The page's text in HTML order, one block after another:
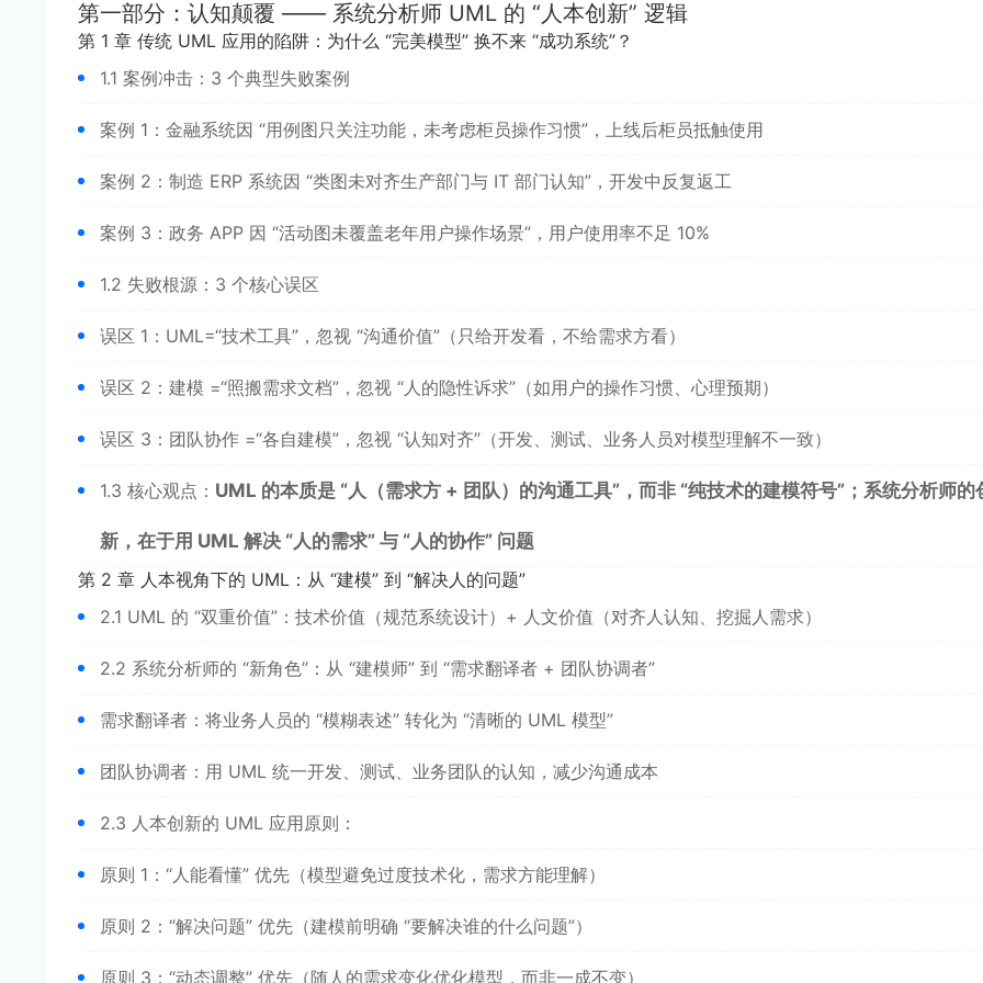
第一部分：认知颠覆 —— 系统分析师 UML 的 “人本创新” 逻辑
第 1 章 传统 UML 应用的陷阱：为什么 “完美模型” 换不来 “成功系统”？
1.1 案例冲击：3 个典型失败案例
案例 1：金融系统因 “用例图只关注功能，未考虑柜员操作习惯”，上线后柜员抵触使用
案例 2：制造 ERP 系统因 “类图未对齐生产部门与 IT 部门认知”，开发中反复返工
案例 3：政务 APP 因 “活动图未覆盖老年用户操作场景”，用户使用率不足 10%
1.2 失败根源：3 个核心误区
误区 1：UML=“技术工具”，忽视 “沟通价值”（只给开发看，不给需求方看）
误区 2：建模 =“照搬需求文档”，忽视 “人的隐性诉求”（如用户的操作习惯、心理预期）
误区 3：团队协作 =“各自建模”，忽视 “认知对齐”（开发、测试、业务人员对模型理解不一致）
1.3 核心观点： UML 的本质是 “人（需求方 + 团队）的沟通工具”，而非 “纯技术的建模符号”；系统分析师的
新，在于用 UML 解决 “人的需求” 与 “人的协作” 问题
第 2 章 人本视角下的 UML：从 “建模” 到 “解决人的问题”
2.1 UML 的 “双重价值”：技术价值（规范系统设计）+ 人文价值（对齐人认知、挖掘人需求）
2.2 系统分析师的 “新角色”：从 “建模师” 到 “需求翻译者 + 团队协调者”
需求翻译者：将业务人员的 “模糊表述” 转化为 “清晰的 UML 模型”
团队协调者：用 UML 统一开发、测试、业务团队的认知，减少沟通成本
2.3 人本创新的 UML 应用原则：
原则 1：“人能看懂” 优先（模型避免过度技术化，需求方能理解）
原则 2：“解决问题” 优先（建模前明确 “要解决谁的什么问题”）
原则 3：“动态调整” 优先（随人的需求变化优化模型，而非一成不变）